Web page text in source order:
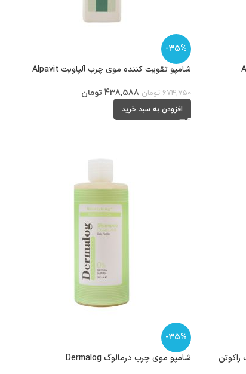
-35%
شامپو تقویت کننده موی چرب آلپاویت Alpavit
674,750 تومان 438,588 تومان
افزودن به سبد خرید
-35%
شامپو موی چرب درمالوگ Dermalog